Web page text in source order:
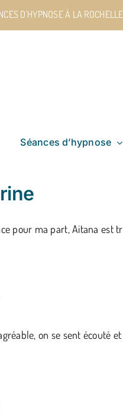
D'HYPNOSE À LA ROCHELLE
Séances d’hypnose
pour ma part, Aitana est
on se sent écouté